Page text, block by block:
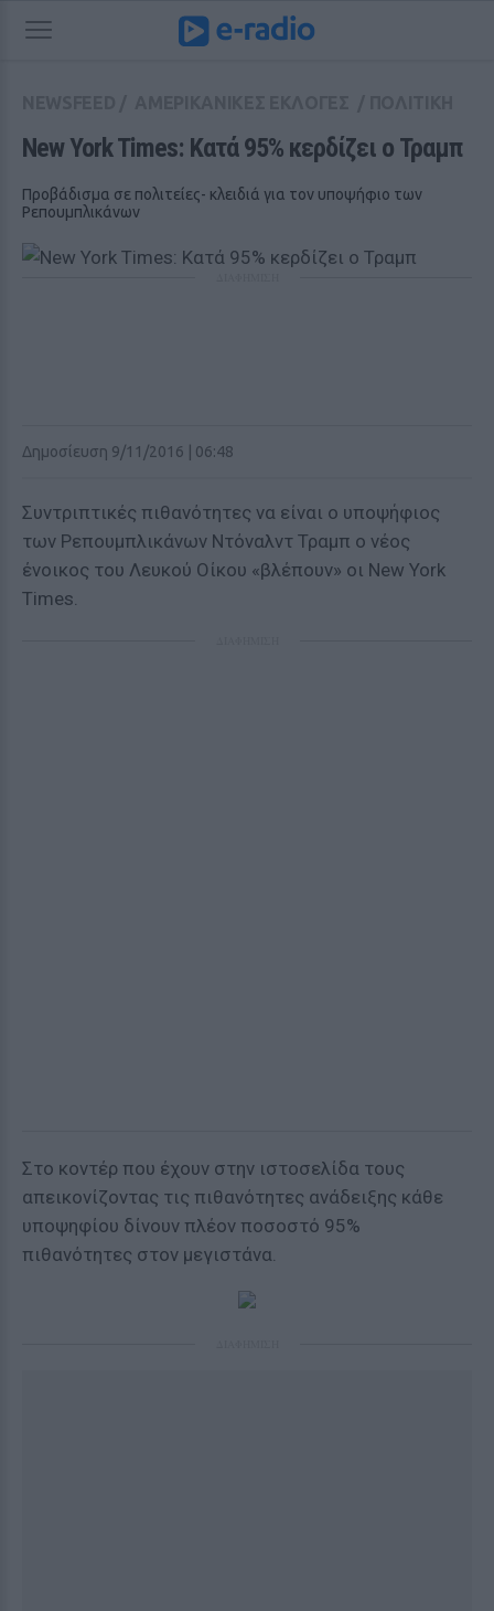
New York Times: Κατά 95% κερδίζει ο Τραμπ
Προβάδισμα σε πολιτείες- κλειδιά για τον υποψήφιο των
Ρεπουμπλικάνων
Δημοσίευση 9/11/2016 | 06:48
Συντριπτικές πιθανότητες να είναι ο υποψήφιος
των Ρεπουμπλικάνων Ντόναλντ Τραμπ ο νέος
ένοικος του Λευκού Οίκου «βλέπουν» οι New York
Times.
Στο κοντέρ που έχουν στην ιστοσελίδα τους
απεικονίζοντας τις πιθανότητες ανάδειξης κάθε
υποψηφίου δίνουν πλέον ποσοστό 95%
πιθανότητες στον μεγιστάνα.